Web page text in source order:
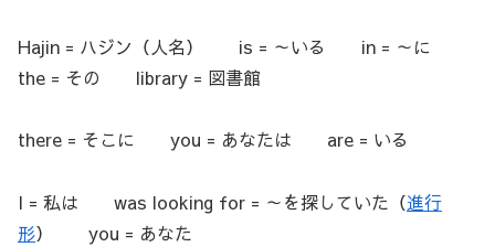
Hajin = ハジン（人名） is = ～いる in = ～に
the = その library = 図書館
there = そこに you = あなたは are = いる
I = 私は was looking for = ～を探していた（進行
形） you = あなた